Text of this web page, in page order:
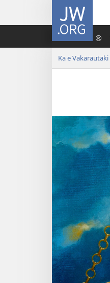
JW.ORG
Ka e Vakarautaki